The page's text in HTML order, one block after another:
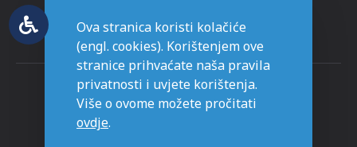
Ova stranica koristi kolačiće
(engl. cookies). Korištenjem ove
stranice prihvaćate naša pravila
privatnosti i uvjete korištenja.
Više o ovome možete pročitati
ovdje.